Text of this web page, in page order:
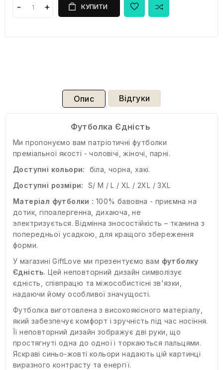
КУПИТИ
Опис Відгуки
Футболка Єдність
Ми пропонуємо вам патріотичні футболки
преміальної якості - чоловічі, жіночі, парні.
Доступні кольори:
біла, чорна, хакі.
Доступні розміри:
S/ M / L / XL / 2XL / 3XL
Матеріал футболки : 100% бавовна - приємна на
дотик, гіпоалергенна, дихаюча, не
электризується. Відмінна зносостійкість – тканина з
попередньої усадкою, для кращого збереження
форми.
У магазині GiftLove ми презентуємо вам футболку
Єдність. Цей неповторний дизайн символізує
єдність, співпрацю та міжособистісні зв'язки,
надаючи йому особливої значущості.
Футболка виготовлена з високоякісного матеріалу,
який забезпечує комфорт і зручність під час носіння.
Її неповторний дизайн зображує дві руки, що
простягнуті одна до одної і торкаються пальцями.
Яскраві синьо-жовті кольори надають цій картинці
виразного контрасту та енергії.